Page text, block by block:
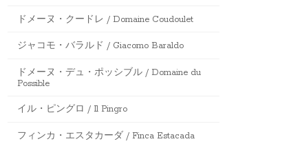
ドメーヌ・クードレ / Domaine Coudoulet
ジャコモ・バラルド / Giacomo Baraldo
ドメーヌ・デュ・ポッシブル / Domaine du
Possible
イル・ピングロ / Il Pingro
フィンカ・エスタカーダ / Finca Estacada